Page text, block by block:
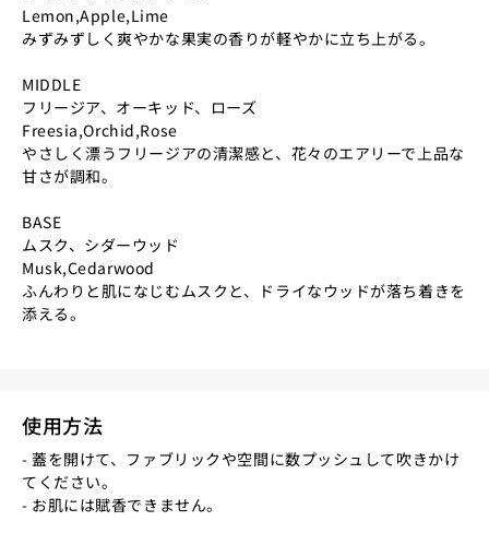
Lemon,Apple,Lime
みずみずしく爽やかな果実の香りが軽やかに立ち上がる。
MIDDLE
フリージア、オーキッド、ローズ
Freesia,Orchid,Rose
やさしく漂うフリージアの清潔感と、花々のエアリーで上品な
甘さが調和。
BASE
ムスク、シダーウッド
Musk,Cedarwood
ふんわりと肌になじむムスクと、ドライなウッドが落ち着きを
添える。
使用方法
- 蓋を開けて、ファブリックや空間に数プッシュして吹きかけ
てください。
- お肌には賦香できません。